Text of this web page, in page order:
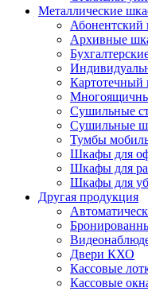
Металлические
Абонентский
Архивные
Картотечный
Сушильные
Сушильные
Тумбы
Шкафы для
Шкафы для
Шкафы для
Другая продукция
Двери КХО
Кассовые
Кассовые